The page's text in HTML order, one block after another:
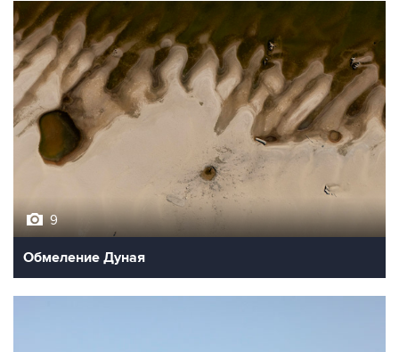
9
Обмеление Дуная